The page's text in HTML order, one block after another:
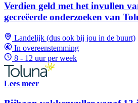
Verdien geld met het invullen
gecreëerde onderzoeken van
Landelijk (dus ook bij jou in de buurt)
In overeenstemming
8 - 12 uur per week
Lees meer